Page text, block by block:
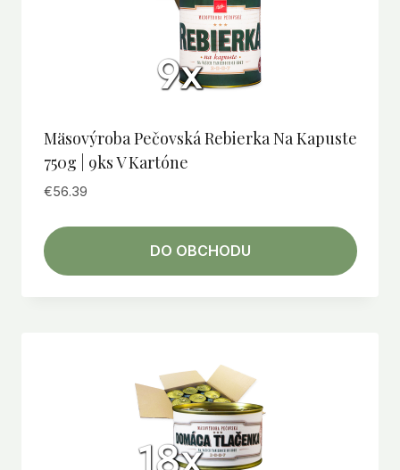
Mäsovýroba Pečovská Rebierka Na Kapuste
750g | 9ks V Kartóne
€56.39
DO OBCHODU